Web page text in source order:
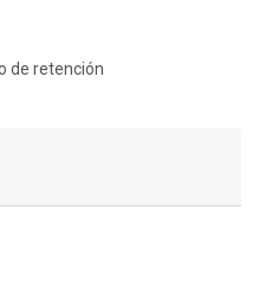
de retención